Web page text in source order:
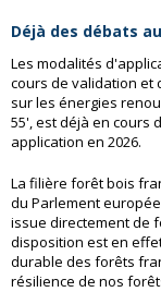
Déjà des débats
Les modalités
cours de validation et
sur les énergies
55', est déjà en cours
application en 2026.
La filière forêt bois
du Parlement
issue directement de
disposition est en
durable des forêts
résilience de nos